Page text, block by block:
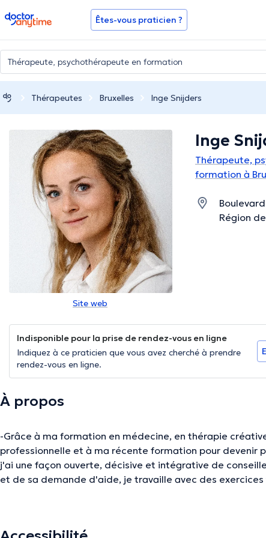
doctoranytime Êtes-vous praticien ?
Thérapeutes Bruxelles Inge Snijders
Site web
Inge
Thérapeute,
formation à
Région
Indisponible pour la prise de rendez-vous en ligne
Indiquez à ce praticien que vous avez cherché à prendre
rendez-vous en ligne.
À propos
-Grâce à ma formation en médecine, en thérapie
professionnelle et à ma récente formation pour devenir
j'ai une façon ouverte, décisive et intégrative de conseiller. En fonction de la
et de sa demande d'aide, je travaille avec des